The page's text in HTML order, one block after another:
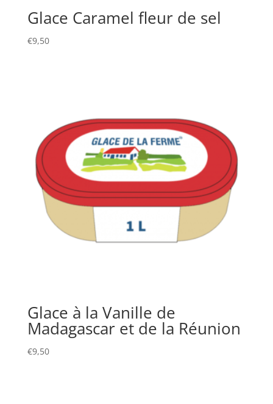
Glace Caramel fleur de sel
€9,50
Glace à la Vanille de
Madagascar et de la Réunion
€9,50